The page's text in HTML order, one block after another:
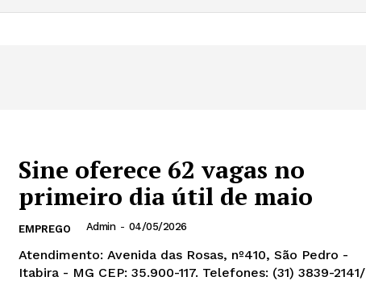
Sine oferece 62 vagas no
primeiro dia útil de maio
EMPREGO Admin - 04/05/2026
Atendimento: Avenida das Rosas, nº410, São Pedro -
Itabira - MG CEP: 35.900-117. Telefones: (31) 3839-2141/